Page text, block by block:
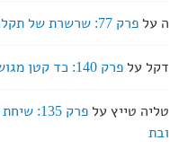
ה על פרק 77: שרשרת של תקלות בארץ אהבתי
דקל על פרק 140: כד קטן מגוש חלב
טליה טייץעל
פרק
ובת